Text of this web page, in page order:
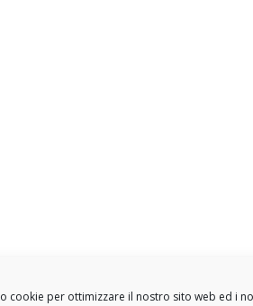
cookie per ottimizzare il nostro sito web ed i